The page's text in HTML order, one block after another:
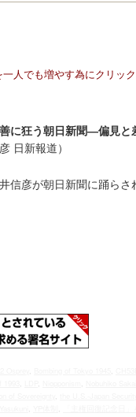
人でも増やす為にクリッ
善に狂う朝日新聞―偏見
日新報道）
信彦が朝日新聞に踊ら
, ,
, , ,
,
, ,